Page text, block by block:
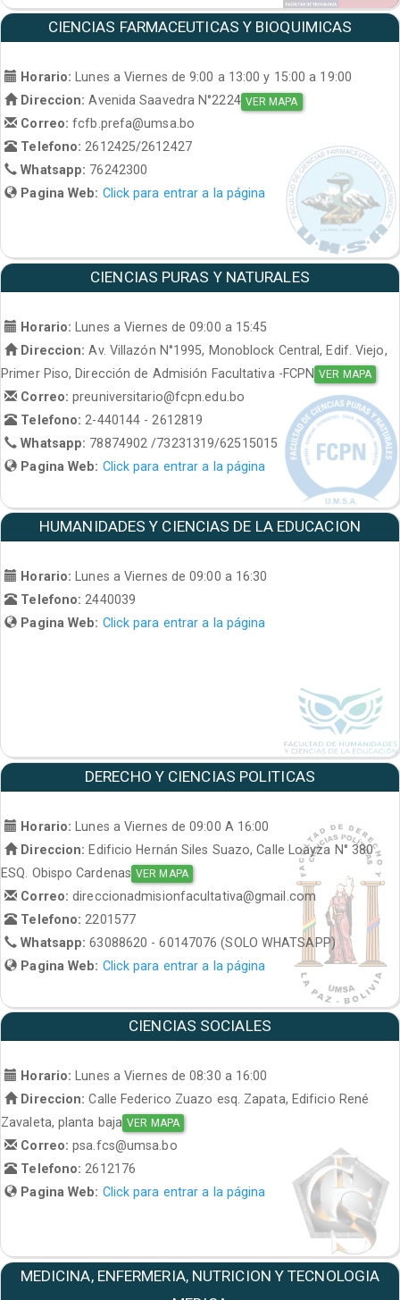
CIENCIAS FARMACEUTICAS Y BIOQUIMICAS
Horario: Lunes a Viernes de 9:00 a 13:00 y 15:00 a 19:00
Direccion: Avenida Saavedra N°2224 VER MAPA
Correo:fcfb.prefa@umsa.bo
Telefono:2612425/2612427
Whatsapp: 76242300
Pagina Web: Click para entrar a la página
CIENCIAS PURAS Y NATURALES
Horario:
Lunes a Viernes de 09:00 a 15:45
Direccion: Av. Villazón N°1995, Monoblock Central, Edif. Viejo,
Primer Piso, Dirección de Admisión Facultativa -FCPN VER MAPA
Correo:preuniversitario@fcpn.edu.bo
Telefono: 2-440144 - 2612819
Whatsapp: 78874902 /73231319/62515015
Pagina Web: Click para entrar a la página
HUMANIDADES Y CIENCIAS DE LA EDUCACION
Horario: Lunes a Viernes de 09:00 a 16:30
Telefono:2440039
Pagina Web: Click para entrar a la página
DERECHO Y CIENCIAS POLITICAS
Horario:
Lunes a Viernes de 09:00 A 16:00
Direccion: Edificio Hernán Siles Suazo, Calle Loayza N° 380
ESQ. Obispo Cardenas VER MAPA
Correo:direccionadmisionfacultativa@gmail.com
Telefono: 2201577
Whatsapp:63088620 - 60147076 (SOLO WHATSAPP)
Pagina Web: Click para entrar a la página
CIENCIAS SOCIALES
Horario:
Lunes a Viernes de 08:30 a 16:00
Direccion: Calle Federico Zuazo esq. Zapata, Edificio René
Zavaleta, planta baja VER MAPA
Correo:psa.fcs@umsa.bo
Telefono: 2612176
Pagina Web: Click para entrar a la página
MEDICINA, ENFERMERIA, NUTRICION Y TECNOLOGIA